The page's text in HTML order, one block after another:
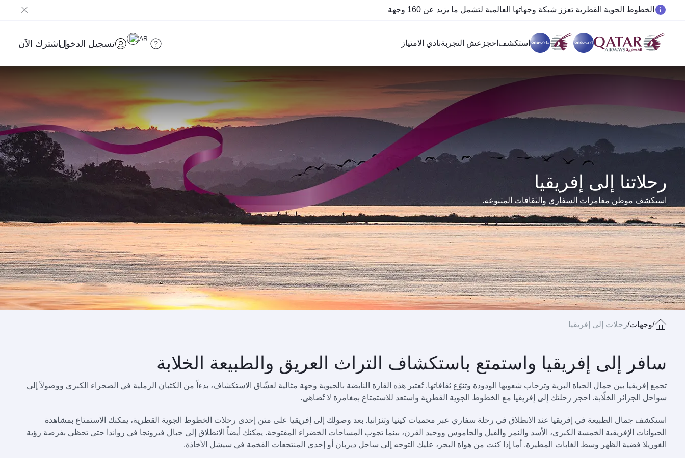
المسافرون بين الدوحة وأوكلاند على متن الرحلات الجوية رقم QR914 ورقم QR915
استكشف احجز عش التجربةنادي الامتياز AR تسجيل الدخولاشترك الآن
رحلاتنا إلى إفريقيا
استكشف موطن مغامرات السفاري والثقافات المتنوعة.
/وجهات/رحلات إلى إفريقيا
سافر إلى إفريقيا واستمتع باستكشاف التراث العريق والطبيعة الخلابة
تجمع إفريقيا بين جمال الحياة البرية وترحاب شعوبها الودودة وتنوّع ثقافاتها. تُعتبر هذه القارة النابضة بالحيوية وجهة مثالية لعشّاق الاستكشاف، بدءاً من الكثبان الرملية في الصحراء الكبرى ووصولاً إلى
سواحل الجزائر الخلّابة. احجز رحلتك إلى إفريقيا مع الخطوط الجوية القطرية واستعد للاستمتاع بمغامرة لا تُضاهى.
استكشف جمال الطبيعة في إفريقيا عند الانطلاق في رحلة سفاري عبر محميات كينيا وتنزانيا. بعد وصولك إلى إفريقيا على متن إحدى رحلات الخطوط الجوية القطرية، يمكنك الاستمتاع بمشاهدة
الحيوانات الإفريقية الخمسة الكبرى، الأسد والنمر والفيل والجاموس ووحيد القرن، بينما تجوب المساحات الخضراء المفتوحة. يمكنك أيضاً الانطلاق إلى جبال فيرونجا في رواندا حتى تحظى بفرصة رؤية
الغوريلا فضية الظهر وسط الغابات المطيرة. أما إذا كنت من هواة البحر، عليك التوجه إلى ساحل ديربان أو إحدى المنتجعات الفخمة في سيشل الأخاذة.